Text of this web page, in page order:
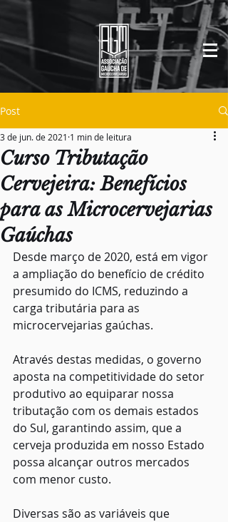
Post
Curso Tributação
Cervejeira: Benefícios
para as Microcervejarias
Gaúchas
3 de jun. de 2021 1 min de leitura
Desde março de 2020, está em vigor
a ampliação do benefício de crédito
presumido do ICMS, reduzindo a
carga tributária para as
microcervejarias gaúchas.
Através destas medidas, o governo
aposta na competitividade do setor
produtivo ao equiparar nossa
tributação com os demais estados
do Sul, garantindo assim, que a
cerveja produzida em nosso Estado
possa alcançar outros mercados
com menor custo.
Diversas são as variáveis que